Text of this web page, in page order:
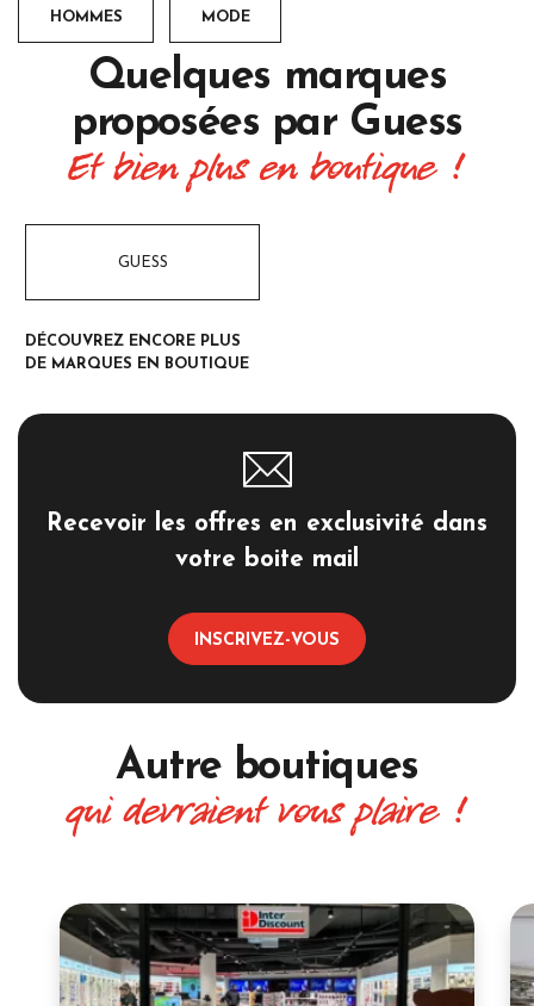
HOMMES MODE
Quelques marques
proposées par Guess
Et bien plus en boutique !
GUESS
DÉCOUVREZ ENCORE PLUS
DE MARQUES EN BOUTIQUE
Recevoir les offres en exclusivité dans
votre boite mail
INSCRIVEZ-VOUS
Autre boutiques
qui devraient vous plaire !